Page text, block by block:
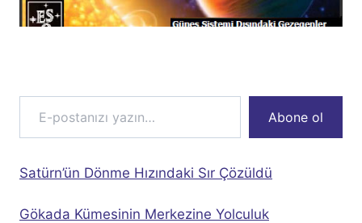
E-postanızı yazın…
Abone ol
Satürn’ün Dönme Hızındaki Sır Çözüldü
Gökada Kümesinin Merkezine Yolculuk